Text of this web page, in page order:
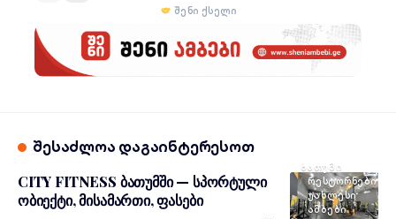
შენი ქსელი
შესაძლოა დაგაინტერესოთ
ᲑᲐᲗᲣᲛᲘ
ᲠᲔᲡᲢᲝᲠᲜᲔᲑᲘ
ᲣᲐᲮᲚᲔᲡᲘ
ᲐᲛᲑᲔᲑᲘ
CITY FITNESS ბათუმში — სპორტული
ობიექტი, მისამართი, ფასები